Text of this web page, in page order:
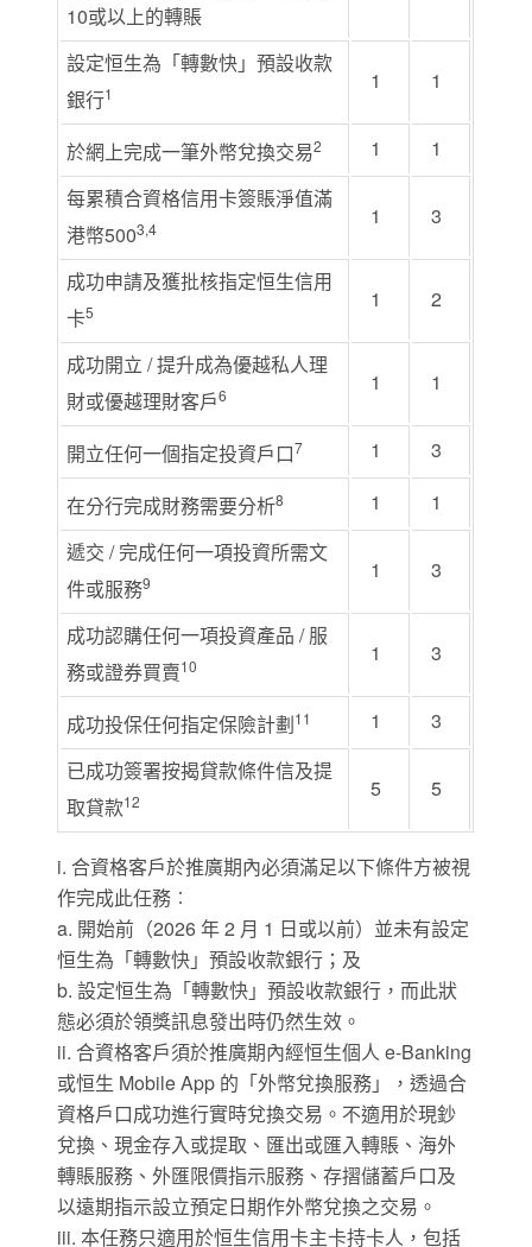
10或以上的轉賬
設定恒生為「轉數快」預設收款
銀行1 1 1
於網上完成一筆外幣兌換交易2 1
1
每累積合資格信用卡簽賬淨值滿
港幣5003,4 1 3
成功申請及獲批核指定恒生信用
卡5 1 2
成功開立 / 提升成為優越私人理
財或優越理財客戶6 1 1
開立任何一個指定投資戶口7 1 3
在分行完成財務需要分析8 1
1
遞交 / 完成任何一項投資所需文
件或服務9 1 3
成功認購任何一項投資產品 / 服
務或證券買賣10 1 3
成功投保任何指定保險計劃11 1
3
已成功簽署按揭貸款條件信及提
取貸款12 5 5
i. 合資格客戶於推廣期內必須滿足以下條件方被視
作完成此任務︰
a. 開始前（2026 年 2 月 1 日或以前）並未有設定
恒生為「轉數快」預設收款銀行；及
b. 設定恒生為「轉數快」預設收款銀行，而此狀
態必須於領獎訊息發出時仍然生效。
ii. 合資格客戶須於推廣期內經恒生個人 e-Banking
或恒生 Mobile App 的「外幣兌換服務」，透過合
資格戶口成功進行實時兌換交易。不適用於現鈔
兌換、現金存入或提取、匯出或匯入轉賬、海外
轉賬服務、外匯限價指示服務、存摺儲蓄戶口及
以遠期指示設立預定日期作外幣兌換之交易。
iii. 本任務只適用於恒生信用卡主卡持卡人，包括